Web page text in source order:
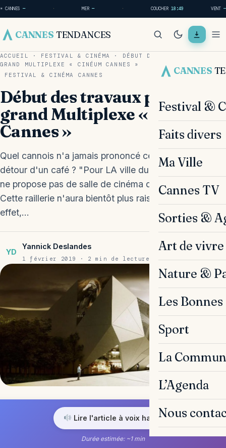
☀ CANNES — · MER— · COUCHER18:49 VENT —
CANNES TENDANCES
CANNES
Festival &
Faits divers
Ma Ville
Cannes TV
Sorties &
Art de vivre
Nature &
Les
Sport
La
L’Agenda
Nous
ACCUEIL · FESTIVAL & CINÉMA · DÉBUT DES TRAVAUX POUR LE
GRAND MULTIPLEXE « CINÉUM CANNES »
FESTIVAL & CINÉMA
CANNES
Début des travaux pour le
grand Multiplexe « Cinéum
Cannes »
Quel cannois n'a jamais prononcé cette phrase au
détour d'un café ? "Pour LA ville du cinéma, Cannes
ne propose pas de salle de cinéma digne de ce nom !"
Cette raillerie n'aura bientôt plus raison d'être ! En
effet,…
YD
Yannick Deslandes
1 février 2019 · 2 min de lecture
Lire l'article à voix haute
Durée estimée: ~1 min